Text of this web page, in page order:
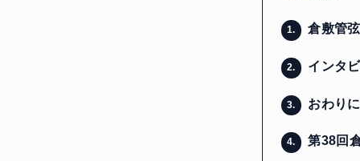
1. 倉敷管
2. インタ
3. おわりに
4. 第38回